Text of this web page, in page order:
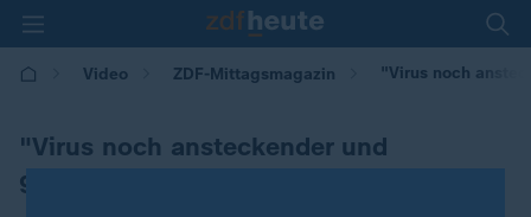
Video ZDF-Mittagsmagazin "Virus noch
"Virus noch ansteckender und
gefährlicher"